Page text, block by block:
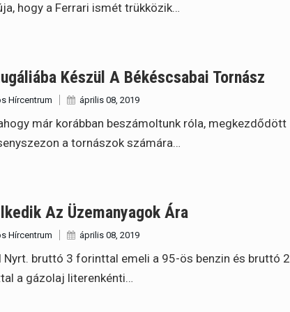
hogy a Ferrari ismét trükközik…
Készül A Békéscsabai Tornász
Hírcentrum április 08, 2019
már korábban beszámoltunk róla, megkezdődött
a tornászok számára…
Az Üzemanyagok Ára
Hírcentrum április 08, 2019
Nyrt. bruttó 3 forinttal emeli a 95-ös benzin és bruttó 2
a gázolaj literenkénti…